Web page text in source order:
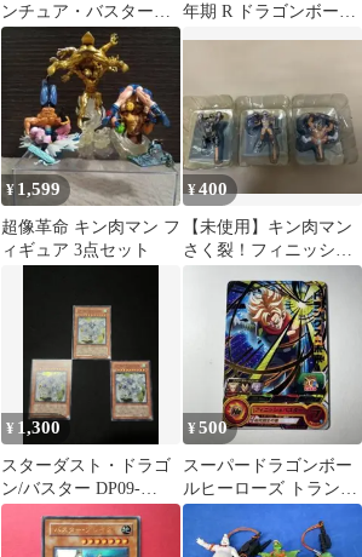
ンチュア・バスターブ
レイク 3枚セット
年期 R ドラゴンボール
¥ 1,599
超像革命 キン肉マン フ
ィギュア 3点セット
¥400
【未使用】キン肉マン
さく裂！フィニッシュ
のフィギュア
¥ 1,300
スターダスト・ドラゴ
ン/バスター DP09-
JP001 ３枚セット ス
ーパー
¥500
スーパードラゴンボー
ルヒーローズ トランク
ス：未来 UM9-051